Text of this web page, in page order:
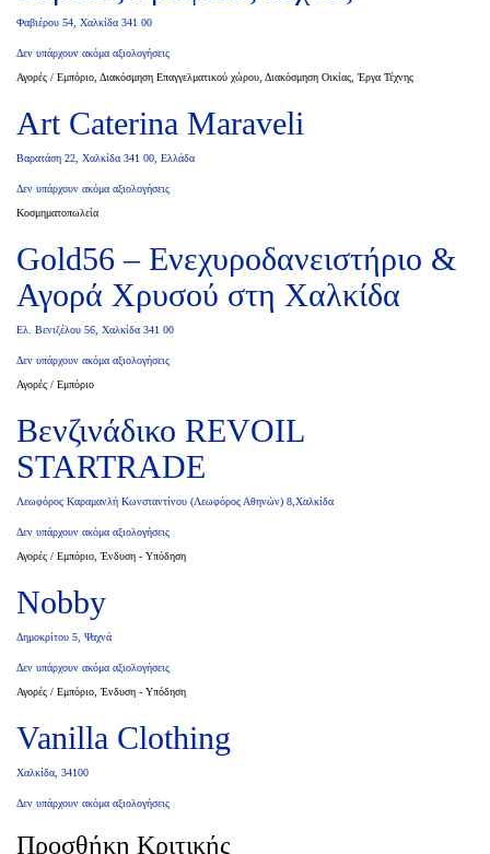
Φαβιέρου 54, Χαλκίδα 341 00
Δεν υπάρχουν ακόμα αξιολογήσεις
Αγορές / Εμπόριο, Διακόσμηση Επαγγελματικού χώρου, Διακόσμηση Οικίας, Έργα Τέχνης
Art Caterina Maraveli
Βαρατάση 22, Χαλκίδα 341 00, Ελλάδα
Δεν υπάρχουν ακόμα αξιολογήσεις
Κοσμηματοπωλεία
Gold56 – Ενεχυροδανειστήριο &
Αγορά Χρυσού στη Χαλκίδα
Ελ. Βενιζέλου 56, Χαλκίδα 341 00
Δεν υπάρχουν ακόμα αξιολογήσεις
Αγορές / Εμπόριο
Βενζινάδικο REVOIL
STARTRADE
Λεωφόρος Καραμανλή Κωνσταντίνου (Λεωφόρος Αθηνών) 8,Χαλκίδα
Δεν υπάρχουν ακόμα αξιολογήσεις
Αγορές / Εμπόριο, Ένδυση - Υπόδηση
Nobby
Δημοκρίτου 5, Ψαχνά
Δεν υπάρχουν ακόμα αξιολογήσεις
Αγορές / Εμπόριο, Ένδυση - Υπόδηση
Vanilla Clothing
Χαλκίδα, 34100
Δεν υπάρχουν ακόμα αξιολογήσεις
Προσθήκη Κριτικής